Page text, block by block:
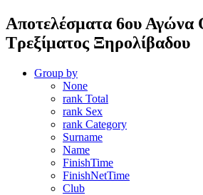
Αποτελέσματα 6ου Αγώνα
Τρεξίματος Ξηρολίβαδου
Group by
None
rank Total
rank Sex
rank Category
Surname
Name
FinishTime
FinishNetTime
Club